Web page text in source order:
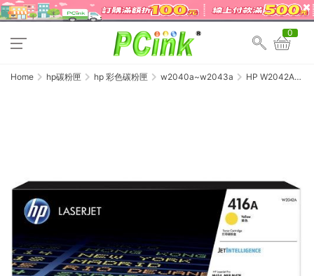
0
Home hp碳粉匣 hp 彩色碳粉匣 w2040a~w2043a
HP W2042A
M479fnw